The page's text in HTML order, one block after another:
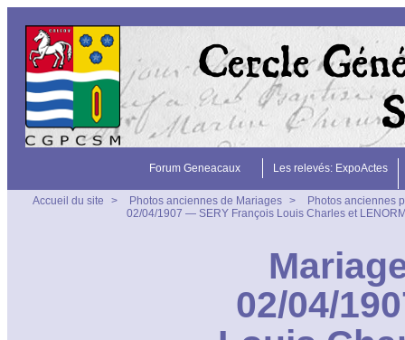
Forum Geneacaux Les relevés: ExpoActes
Accueil du site > Photos anciennes de Mariages >
Photos anciennes
02/04/1907 — SERY François Louis Charles et
02/04/